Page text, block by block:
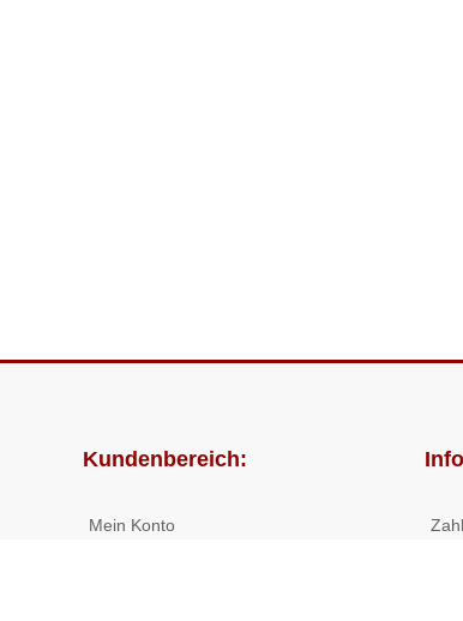
Kundenbereich:
Mein Konto